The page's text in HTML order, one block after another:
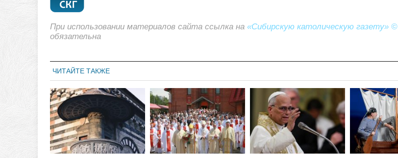
При использовании материалов сайта ссылка на «Сибирскую католическую газету» ©
обязательна
ЧИТАЙТЕ ТАКЖЕ